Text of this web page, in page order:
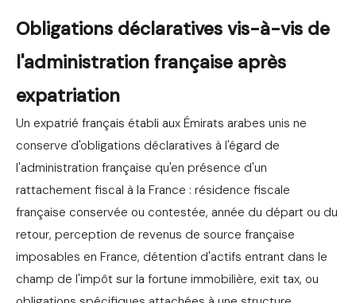
Obligations déclaratives vis-à-vis de
l'administration française après
expatriation
Un expatrié français établi aux Émirats arabes unis ne
conserve d'obligations déclaratives à l'égard de
l'administration française qu'en présence d'un
rattachement fiscal à la France : résidence fiscale
française conservée ou contestée, année du départ ou du
retour, perception de revenus de source française
imposables en France, détention d'actifs entrant dans le
champ de l'impôt sur la fortune immobilière, exit tax, ou